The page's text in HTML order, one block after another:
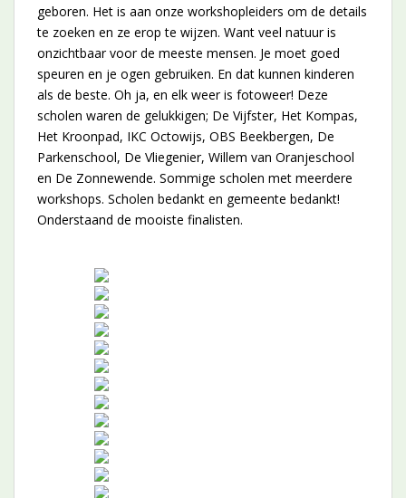
geboren. Het is aan onze workshopleiders om de details
te zoeken en ze erop te wijzen. Want veel natuur is
onzichtbaar voor de meeste mensen. Je moet goed
speuren en je ogen gebruiken. En dat kunnen kinderen
als de beste. Oh ja, en elk weer is fotoweer! Deze
scholen waren de gelukkigen; De Vijfster, Het Kompas,
Het Kroonpad, IKC Octowijs, OBS Beekbergen, De
Parkenschool, De Vliegenier, Willem van Oranjeschool
en De Zonnewende. Sommige scholen met meerdere
workshops. Scholen bedankt en gemeente bedankt!
Onderstaand de mooiste finalisten.